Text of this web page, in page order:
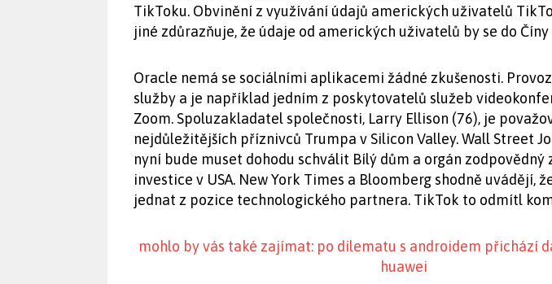
TikToku. Obvinění z využívání údajů amerických uživatelů
jiné zdůrazňuje, že údaje od amerických uživatelů by se do Číny
Oracle nemá se sociálními aplikacemi žádné zkušenosti.
služby a je například jedním z poskytovatelů služeb
Zoom. Spoluzakladatel společnosti, Larry Ellison (76), je
nejdůležitějších příznivců Trumpa v Silicon Valley. Wall Street
nyní bude muset dohodu schválit Bílý dům a orgán zodpovědný
investice v USA. New York Times a Bloomberg shodně uvádějí,
jednat z pozice technologického partnera. TikTok to odmítl
mohlo by vás také zajímat: po dilematu s androidem přichází
huawei